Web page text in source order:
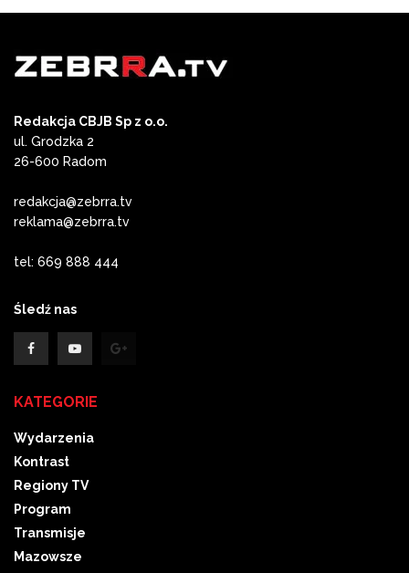
Redakcja CBJB Sp z o.o.
ul. Grodzka 2
26-600 Radom
redakcja@zebrra.tv
reklama@zebrra.tv
tel: 669 888 444
Śledź nas
KATEGORIE
Wydarzenia
Kontrast
Regiony TV
Program
Transmisje
Mazowsze